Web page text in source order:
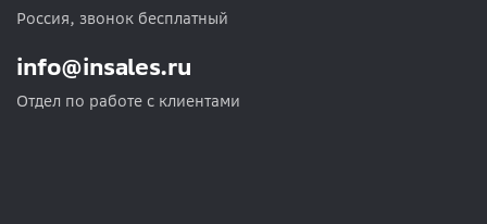
info@insales.ru
Отдел по работе с клиентами
Россия, звонок бесплатный